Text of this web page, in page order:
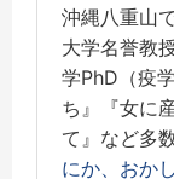
沖縄八重山
大学名誉教
学PhD（疫
ち』『女に
て』など多
にか、おか